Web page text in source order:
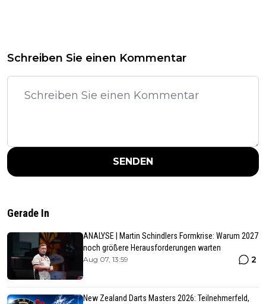
Schreiben Sie einen Kommentar
SENDEN
Gerade In
ANALYSE | Martin Schindlers Formkrise: Warum 2027
noch größere Herausforderungen warten
Aug 07, 13:59 2
New Zealand Darts Masters 2026: Teilnehmerfeld,